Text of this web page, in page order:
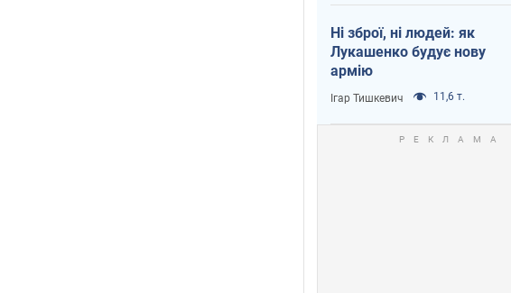
Ні зброї, ні людей: як
Лукашенко будує нову
армію
Ігар Тишкевич 11,6 т.